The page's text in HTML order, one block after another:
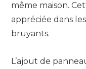
même maison.
appréciée dans
bruyants.
L’ajout de